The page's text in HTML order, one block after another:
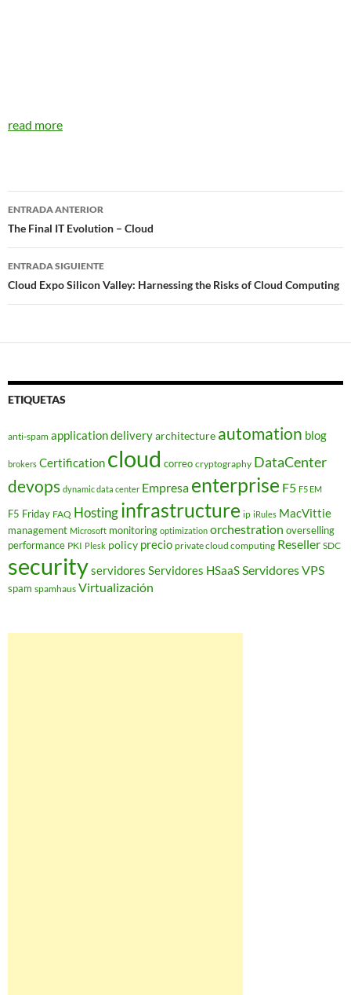
read more
Navegador
de
entradas
ENTRADA ANTERIOR
The Final IT Evolution – Cloud
ENTRADA SIGUIENTE
Cloud Expo Silicon Valley: Harnessing the Risks of Cloud Computing
ETIQUETAS
anti-spam application deliveryarchitecture automation blog
brokers Certification cloud correo cryptography DataCenter
devops dynamic data center Empresa enterprise F5 F5 EM
F5 Friday FAQ Hostinginfrastructure ip iRules MacVittie
management Microsoft monitoring optimization orchestration overselling
performance PKI Plesk policy precio private cloud computing Reseller SDC
securityservidores Servidores HSaaSServidores VPS
spam spamhaus Virtualización